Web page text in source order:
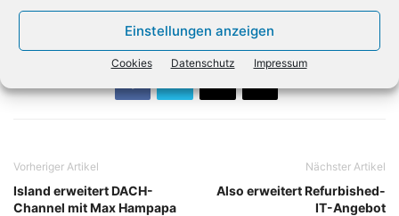
Einstellungen anzeigen
Cookies Datenschutz Impressum
Strategien.
Vorheriger Artikel
Island erweitert DACH-
Channel mit Max Hampapa
Nächster Artikel
Also erweitert Refurbished-
IT-Angebot